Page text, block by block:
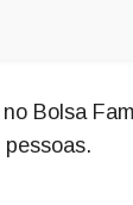
Bolsa